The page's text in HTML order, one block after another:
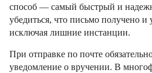
способ — самый быстрый и
убедиться, что письмо получено и
исключая лишние инстанции.
При отправке по почте
уведомление о вручении. В